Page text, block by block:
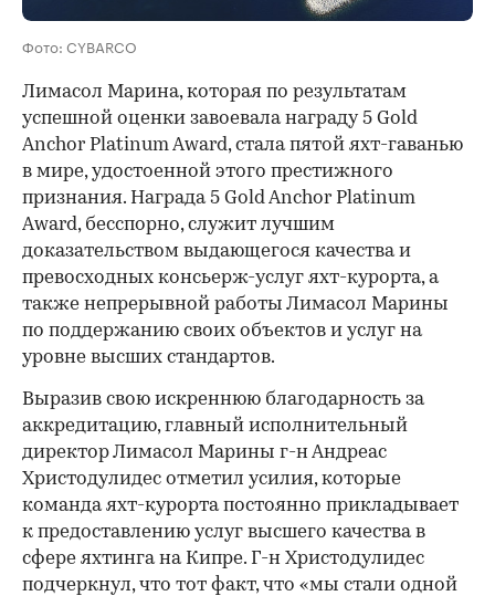
Фото: CYBARCO
Лимасол Марина, которая по результатам
успешной оценки завоевала награду 5 Gold
Anchor Platinum Award, стала пятой яхт-гаванью
в мире, удостоенной этого престижного
признания. Награда 5 Gold Anchor Platinum
Award, бесспорно, служит лучшим
доказательством выдающегося качества и
превосходных консьерж-услуг яхт-курорта, а
также непрерывной работы Лимасол Марины
по поддержанию своих объектов и услуг на
уровне высших стандартов.
Выразив свою искреннюю благодарность за
аккредитацию, главный исполнительный
директор Лимасол Марины г-н Андреас
Христодулидес отметил усилия, которые
команда яхт-курорта постоянно прикладывает
к предоставлению услуг высшего качества в
сфере яхтинга на Кипре. Г-н Христодулидес
подчеркнул, что тот факт, что «мы стали одной